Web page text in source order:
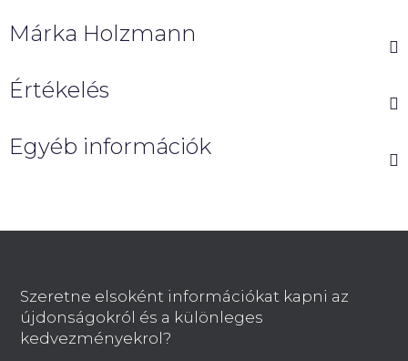
Márka Holzmann
Értékelés
Egyéb információk
Szeretne elsoként információkat kapni az
újdonságokról és a különleges
kedvezményekrol?